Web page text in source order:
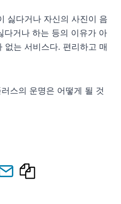
싫다거나 자신의 사진이 음
다거나 하는 등의 이유가 아
없는 서비스다. 편리하고 매
스의 운명은 어떻게 될 것